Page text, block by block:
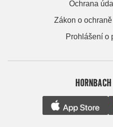
Ochrana
Zákon o
Prohlášení o